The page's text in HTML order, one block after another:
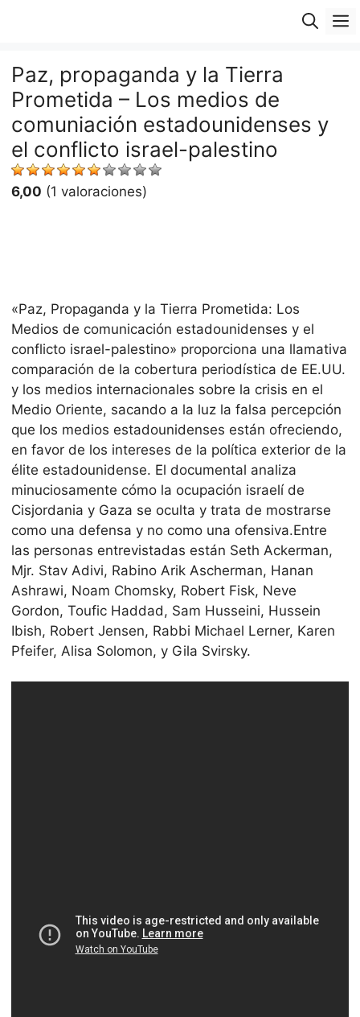
Paz, propaganda y la Tierra
Prometida – Los medios de
comuniación estadounidenses y
el conflicto israel-palestino
6,00 (1 valoraciones)
«Paz, Propaganda y la Tierra Prometida: Los
Medios de comunicación estadounidenses y el
conflicto israel-palestino» proporciona una llamativa
comparación de la cobertura periodística de EE.UU.
y los medios internacionales sobre la crisis en el
Medio Oriente, sacando a la luz la falsa percepción
que los medios estadounidenses están ofreciendo,
en favor de los intereses de la política exterior de la
élite estadounidense. El documental analiza
minuciosamente cómo la ocupación israelí de
Cisjordania y Gaza se oculta y trata de mostrarse
como una defensa y no como una ofensiva.Entre
las personas entrevistadas están Seth Ackerman,
Mjr. Stav Adivi, Rabino Arik Ascherman, Hanan
Ashrawi, Noam Chomsky, Robert Fisk, Neve
Gordon, Toufic Haddad, Sam Husseini, Hussein
Ibish, Robert Jensen, Rabbi Michael Lerner, Karen
Pfeifer, Alisa Solomon, y Gila Svirsky.